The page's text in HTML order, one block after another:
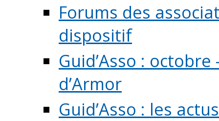
Forums des
dispositif
Guid’Asso :
d’Armor
Guid’Asso : les